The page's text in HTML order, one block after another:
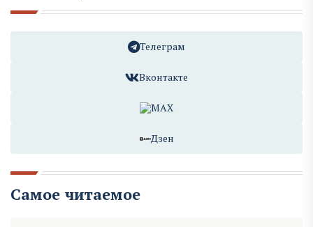
Телеграм
Вконтакте
MAX
Дзен
Самое читаемое